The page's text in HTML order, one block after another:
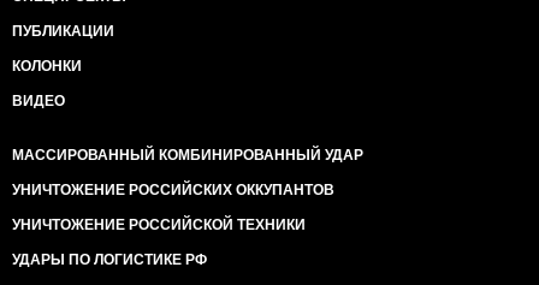
ПУБЛИКАЦИИ
КОЛОНКИ
ВИДЕО
МАССИРОВАННЫЙ КОМБИНИРОВАННЫЙ УДАР
УНИЧТОЖЕНИЕ РОССИЙСКИХ ОККУПАНТОВ
УНИЧТОЖЕНИЕ РОССИЙСКОЙ ТЕХНИКИ
УДАРЫ ПО ЛОГИСТИКЕ РФ